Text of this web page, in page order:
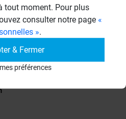
tout moment. Pour plus
consulter notre page «
».
& Fermer
préférences